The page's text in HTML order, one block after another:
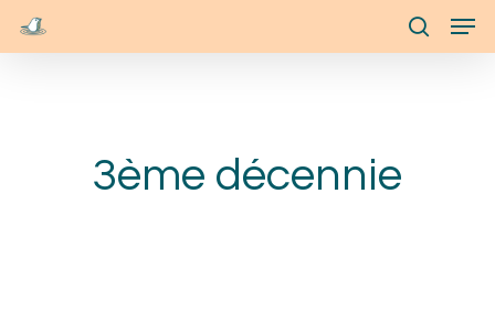
Skip
search
3ème décennie
Menu